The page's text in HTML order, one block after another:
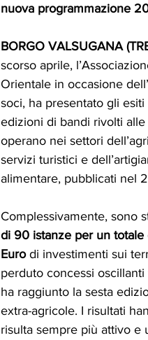
nuova programmazione
BORGO VALSUGANA
scorso aprile,
Orientale in occasione
soci, ha presentato gli
edizioni di bandi rivolti
operano nei settori
servizi turistici e
alimentare, pubblicati nel
Complessivamente, sono
di 90 istanze per un
Euro di investimenti sui
perduto concessi
ha raggiunto la sesta
extra-agricole. I risultati
risulta sempre più attivo